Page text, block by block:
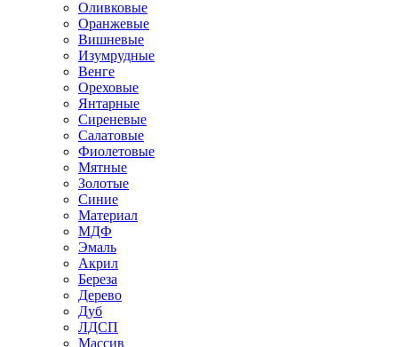
Оливковые
Оранжевые
Вишневые
Изумрудные
Венге
Ореховые
Янтарные
Сиреневые
Салатовые
Фиолетовые
Мятные
Золотые
Синие
Материал
МДФ
Эмаль
Акрил
Береза
Дерево
Дуб
ЛДСП
Массив